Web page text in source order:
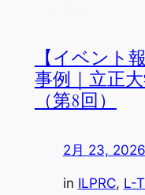
【イベント
事例｜立正
（第8回）
2月 23, 2026
in ILPRC, L-